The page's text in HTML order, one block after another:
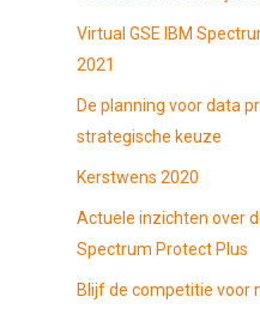
Virtual GSE IBM
2021
De planning voor data
strategische keuze
Kerstwens 2020
Actuele inzichten over
Spectrum Protect Plus
Blijf de competitie voor